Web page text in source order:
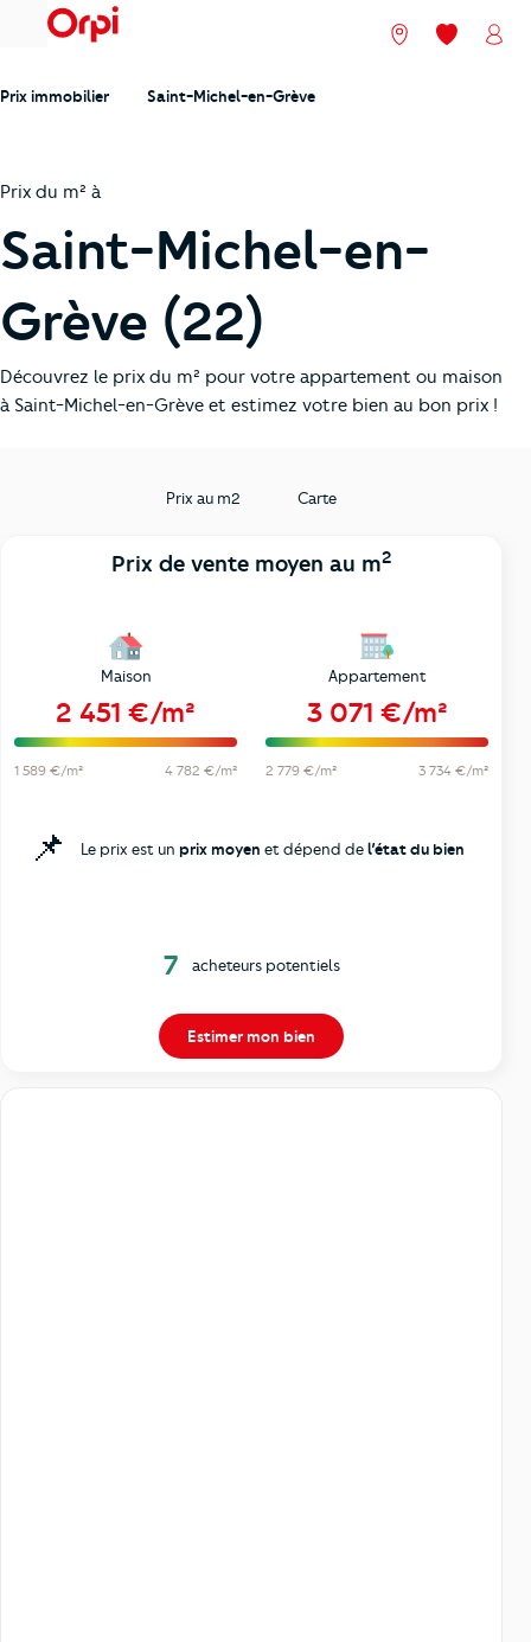
menu Nos agences
Mes
Prix immobilier Saint-Michel-en-Grève
Prix du m² à
Saint-Michel-en-
Grève (22)
Découvrez le prix du m² pour votre appartement ou maison
à Saint-Michel-en-Grève et estimez votre bien au bon prix !
Prix au m2 Carte
Prix de vente moyen au m2
Maison
2 451 €/m²
1 589 €/m² 4 782 €/m²
Appartement
3 071 €/m²
2 779 €/m² 3 734 €/m²
📌 Le prix est un prix moyen et dépend del’état du bien
7 acheteurs potentiels
Estimer mon bien